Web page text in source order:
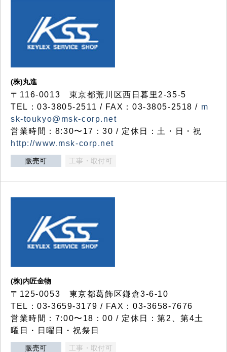
(株)丸進
〒116-0013 東京都荒川区西日暮里2-35-5
TEL：03-3805-2511 / FAX：03-3805-2518 / m
sk-toukyo@msk-corp.net
営業時間：8:30〜17：30 / 定休日：土・日・祝
http://www.msk-corp.net
販売可 工事・取付可
(株)内匠金物
〒125-0053 東京都葛飾区鎌倉3-6-10
TEL：03-3659-3179 / FAX：03-3658-7676
営業時間：7:00〜18：00 / 定休日：第2、第4土
曜日・日曜日・祝祭日
販売可 工事・取付可